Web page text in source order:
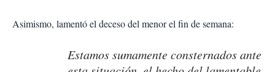
Asimismo, lamentó el deceso del menor el fin de semana:
Estamos sumamente consternados ante